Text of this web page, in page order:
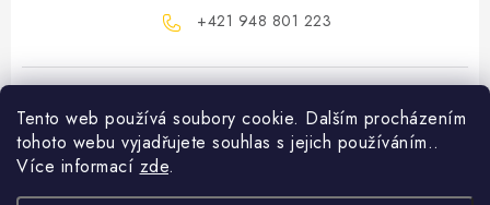
Tento web používá soubory cookie. Dalším procházením
tohoto webu vyjadřujete souhlas s jejich používáním..
Více informací zde.
‪+421 948 801 223